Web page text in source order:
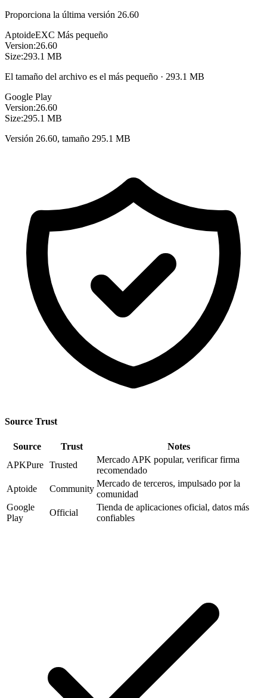
Proporciona la última versión 26.60
AptoideEXC Más pequeño
Version:26.60
Size:293.1 MB
El tamaño del archivo es el más pequeño · 293.1 MB
Google Play
Version:26.60
Size:295.1 MB
Versión 26.60, tamaño 295.1 MB
Source Trust
Source Trust
Notes
APKPure Trusted
Mercado APK popular, verificar firma
recomendado
Aptoide
Community
Mercado de terceros, impulsado por la
comunidad
Google
Play
Official
Tienda de aplicaciones oficial, datos más
confiables